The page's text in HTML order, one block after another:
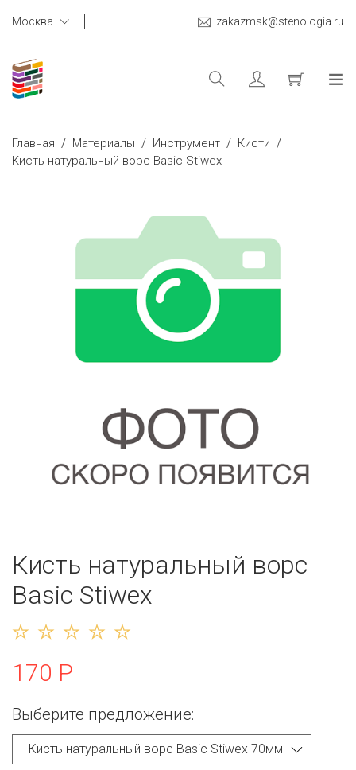
Москва zakazmsk@stenologia.ru
Главная / Материалы / Инструмент / Кисти /
Кисть натуральный ворс Basic Stiwex
Кисть натуральный ворс
Basic Stiwex
170 Р
Выберите предложение: